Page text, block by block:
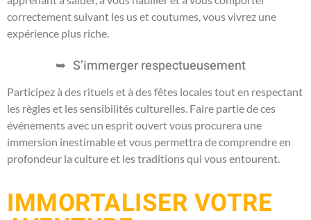
correctement suivant les us et coutumes, vous vivrez une
expérience plus riche.
S’immerger respectueusement
Participez à des rituels et à des fêtes locales tout en respectant
les règles et les sensibilités culturelles. Faire partie de ces
événements avec un esprit ouvert vous procurera une
immersion inestimable et vous permettra de comprendre en
profondeur la culture et les traditions qui vous entourent.
IMMORTALISER VOTRE